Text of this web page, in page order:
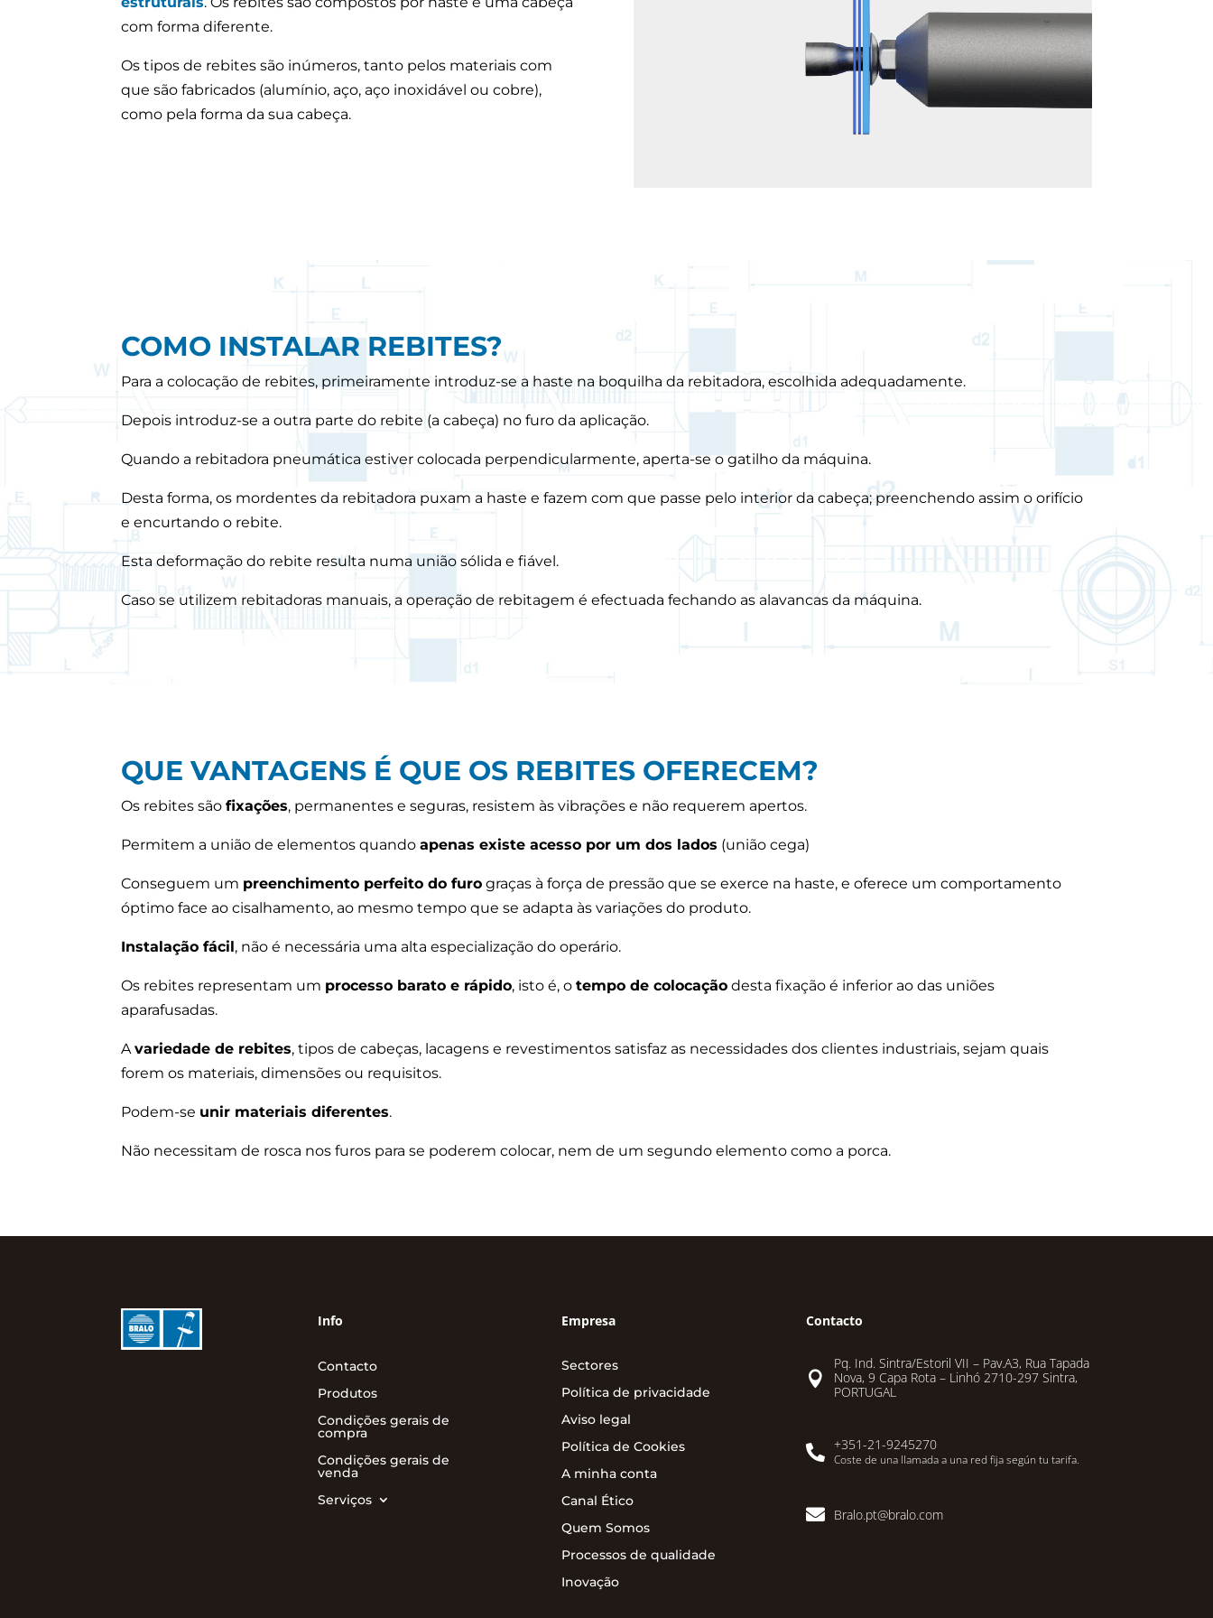
com forma diferente.
Os tipos de rebites são inúmeros, tanto pelos materiais com
que são fabricados (alumínio, aço, aço inoxidável ou cobre),
como pela forma da sua cabeça.
COMO INSTALAR REBITES?
Para a colocação de rebites, primeiramente introduz-se a haste na boquilha da rebitadora, escolhida adequadamente.
Depois introduz-se a outra parte do rebite (a cabeça) no furo da aplicação.
Quando a rebitadora pneumática estiver colocada perpendicularmente, aperta-se o gatilho da máquina.
Desta forma, os mordentes da rebitadora puxam a haste e fazem com que passe pelo interior da cabeça; preenchendo assim o orifício
e encurtando o rebite.
Esta deformação do rebite resulta numa união sólida e fiável.
Caso se utilizem rebitadoras manuais, a operação de rebitagem é efectuada fechando as alavancas da máquina.
QUE VANTAGENS É QUE OS REBITES OFERECEM?
Os rebites sãofixações, permanentes e seguras, resistem às vibrações e não requerem apertos.
Permitem a união de elementos quandoapenas existe acesso por um dos lados (união cega)
Conseguem um preenchimento perfeito do furo graças à força de pressão que se exerce na haste, e oferece um comportamento
óptimo face ao cisalhamento, ao mesmo tempo que se adapta às variações do produto.
Instalação fácil, não é necessária uma alta especialização do operário.
Os rebites representam um processo barato e rápido, isto é, otempo de colocação desta fixação é inferior ao das uniões
aparafusadas.
Avariedade de rebites, tipos de cabeças, lacagens e revestimentos satisfaz as necessidades dos clientes industriais, sejam quais
forem os materiais, dimensões ou requisitos.
Podem-se unir materiais diferentes.
Não necessitam de rosca nos furos para se poderem colocar, nem de um segundo elemento como a porca.
Info
Contacto
Produtos
Condições gerais de
compra
Condições gerais de
venda
Serviços
Empresa
Sectores
Política de privacidade
Aviso legal
Política de Cookies
A minha conta
Canal Ético
Quem Somos
Processos de qualidade
Inovação
Contacto

Pq. Ind. Sintra/Estoril VII – Pav.A3, Rua Tapada
Nova, 9 Capa Rota – Linhó 2710-297 Sintra,
PORTUGAL
 +351-21-9245270
Coste de una llamada a una red fija según tu tarifa.
 Bralo.pt@bralo.com